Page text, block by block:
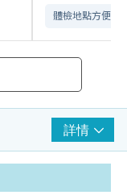
體檢地點方便
詳情